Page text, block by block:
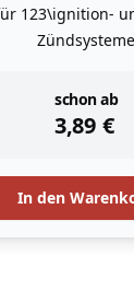
123\ignition-
Zündsysteme
schon ab
3,89 €
instock
In den